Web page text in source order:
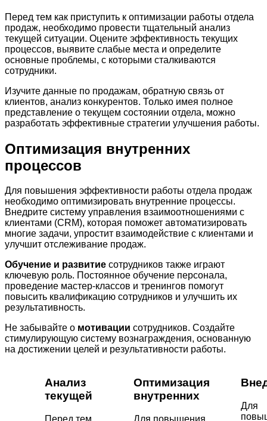
Перед тем как приступить к оптимизации работы отдела
продаж, необходимо провести тщательный анализ
текущей ситуации. Оцените эффективность текущих
процессов, выявите слабые места и определите
основные проблемы, с которыми сталкиваются
сотрудники.
Изучите данные по продажам, обратную связь от
клиентов, анализ конкурентов. Только имея полное
представление о текущем состоянии отдела, можно
разработать эффективные стратегии улучшения работы.
Оптимизация внутренних
процессов
Для повышения эффективности работы отдела продаж
необходимо оптимизировать внутренние процессы.
Внедрите систему управления взаимоотношениями с
клиентами (CRM), которая поможет автоматизировать
многие задачи, упростит взаимодействие с клиентами и
улучшит отслеживание продаж.
Обучение и развитие сотрудников также играют
ключевую роль. Постоянное обучение персонала,
проведение мастер-классов и тренингов помогут
повысить квалификацию сотрудников и улучшить их
результативность.
Не забывайте о мотивации сотрудников. Создайте
стимулирующую систему вознаграждения, основанную
на достижении целей и результативности работы.
Анализ
текущей
Оптимизация
внутренних
Для